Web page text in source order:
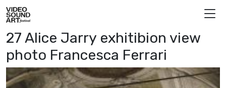
Vai al contenuto
Video Sound Art
27 Alice Jarry exhitibion view
photo Francesca Ferrari